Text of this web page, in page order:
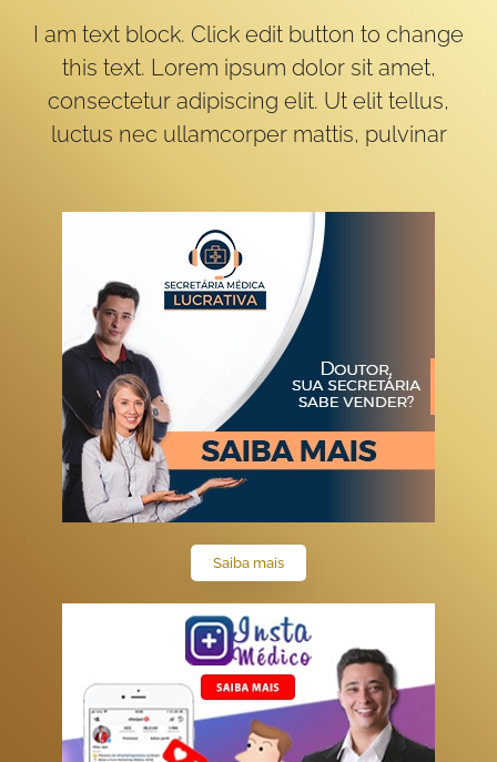
I am text block. Click edit button to change
this text. Lorem ipsum dolor sit amet,
consectetur adipiscing elit. Ut elit tellus,
luctus nec ullamcorper mattis, pulvinar
Saiba mais